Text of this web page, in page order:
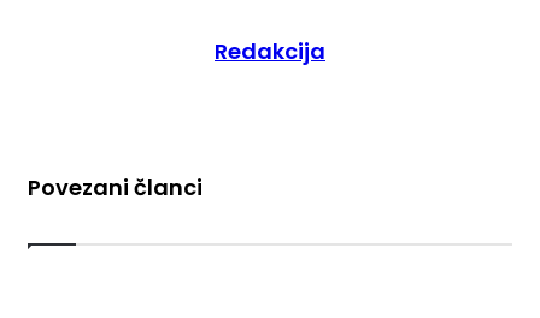
Redakcija
Povezani članci